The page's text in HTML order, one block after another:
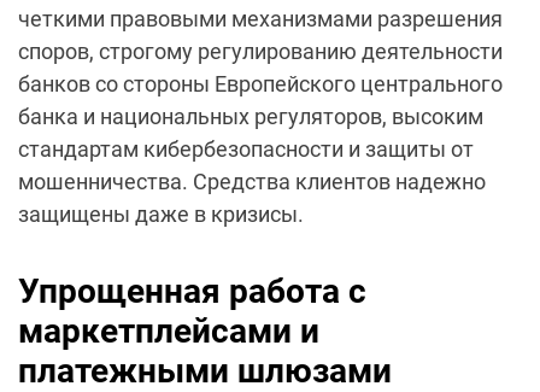
четкими правовыми механизмами разрешения
споров, строгому регулированию деятельности
банков со стороны Европейского центрального
банка и национальных регуляторов, высоким
стандартам кибербезопасности и защиты от
мошенничества. Средства клиентов надежно
защищены даже в кризисы.
Упрощенная работа с
маркетплейсами и
платежными шлюзами